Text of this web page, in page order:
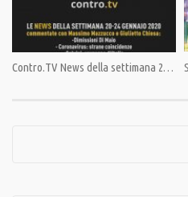
Contro.TV News della settimana 20-24 gen. 2020